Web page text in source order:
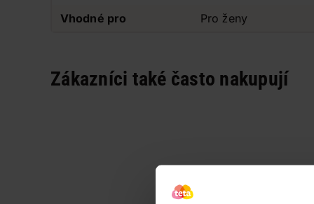
Vhodné pro
Pro ženy
Zákazníci také často nakupují